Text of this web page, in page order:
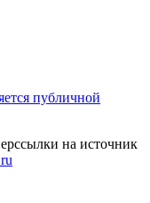
публичной
на источник